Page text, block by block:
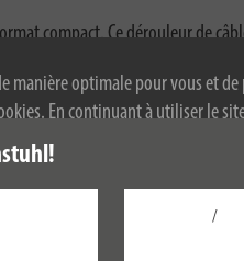
manière optimale pour vous et
En continuant à utiliser le
sur les cookies,
/
compact. Ce dérouleur de
que l'enrouleur est